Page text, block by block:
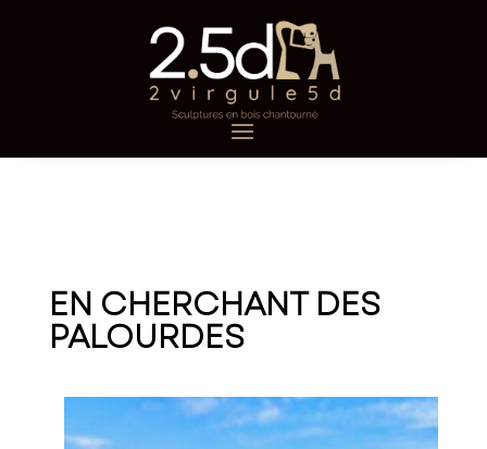
EN CHERCHANT DES
PALOURDES